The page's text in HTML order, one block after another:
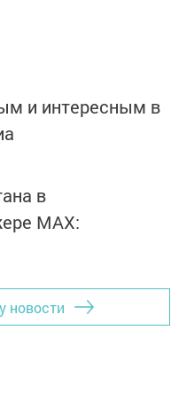
и интересным в
в
MАХ:
новости